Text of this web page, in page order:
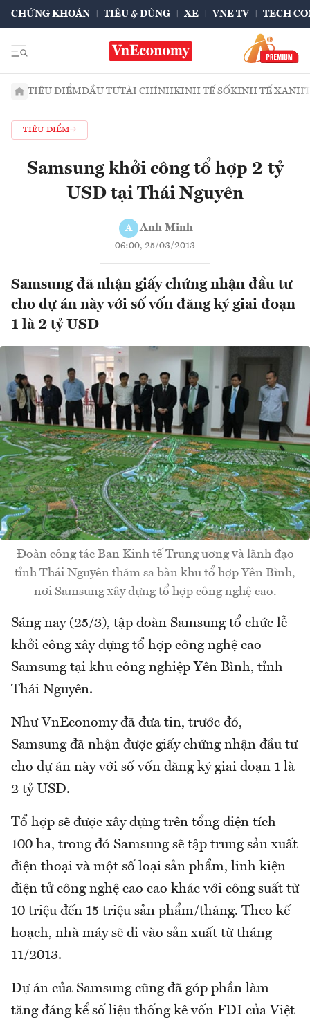
CHỨNG KHOÁN TIÊU & DÙNG XE VNE TV TECH
TIÊU ĐIỂMĐẦU TƯTÀI CHÍNHKINH TẾ SỐKINH TẾ XANH
TIÊU ĐIỂM
Samsung khởi công tổ hợp 2 tỷ
USD tại Thái Nguyên
A Anh Minh
06:00, 25/03/2013
Samsung đã nhận giấy chứng nhận đầu tư
cho dự án này với số vốn đăng ký giai đoạn
1 là 2 tỷ USD
Đoàn công tác Ban Kinh tế Trung ương và lãnh đạo
tỉnh Thái Nguyên thăm sa bàn khu tổ hợp Yên Bình,
nơi Samsung xây dựng tổ hợp công nghệ cao.
Sáng nay (25/3), tập đoàn Samsung tổ chức lễ
khởi công xây dựng tổ hợp công nghệ cao
Samsung tại khu công nghiệp Yên Bình, tỉnh
Thái Nguyên.
Như VnEconomy đã đưa tin, trước đó,
Samsung đã nhận được giấy chứng nhận đầu tư
cho dự án này với số vốn đăng ký giai đoạn 1 là
2 tỷ USD.
Tổ hợp sẽ được xây dựng trên tổng diện tích
100 ha, trong đó Samsung sẽ tập trung sản xuất
điện thoại và một số loại sản phẩm, linh kiện
điện tử công nghệ cao cao khác với công suất từ
10 triệu đến 15 triệu sản phẩm/tháng. Theo kế
hoạch, nhà máy sẽ đi vào sản xuất từ tháng
11/2013.
Dự án của Samsung cũng đã góp phần làm
tăng đáng kể số liệu thống kê vốn FDI của Việt